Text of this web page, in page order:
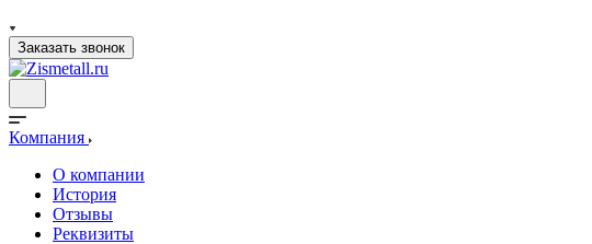
Заказать звонок
Компания
О компании
История
Отзывы
Реквизиты